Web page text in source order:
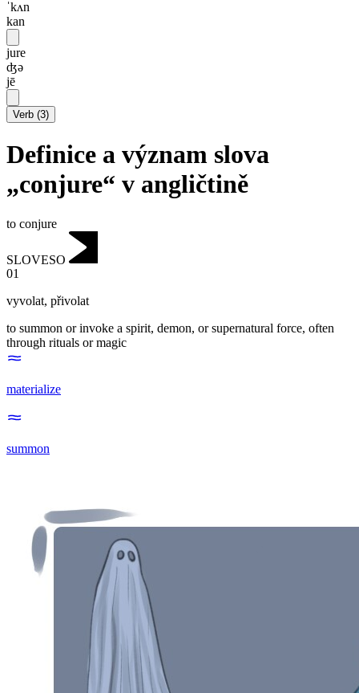
ˈkʌn
kan
jure
ʤə
jē
Verb (3)
Definice a význam slova
„conjure“ v angličtině
to conjure
SLOVESO
01
vyvolat, přivolat
to summon or invoke a spirit, demon, or supernatural force, often
through rituals or magic
materialize
summon